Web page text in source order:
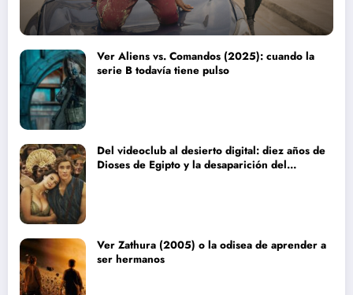
Ver Aliens vs. Comandos (2025): cuando la
serie B todavía tiene pulso
Del videoclub al desierto digital: diez años de
Dioses de Egipto y la desaparición del
Ver Zathura (2005) o la odisea de aprender a
ser hermanos